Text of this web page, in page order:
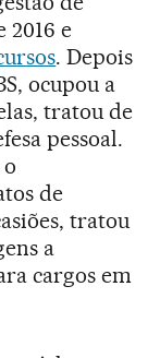
2016 e
. Depois
ocupou a
tratou de
pessoal.
de
tratou
a
cargos em